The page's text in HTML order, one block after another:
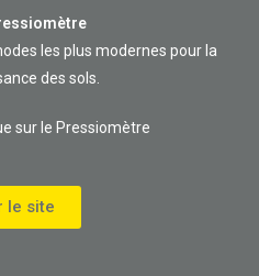
les plus modernes pour la
des sols.
sur le Pressiomètre
le site